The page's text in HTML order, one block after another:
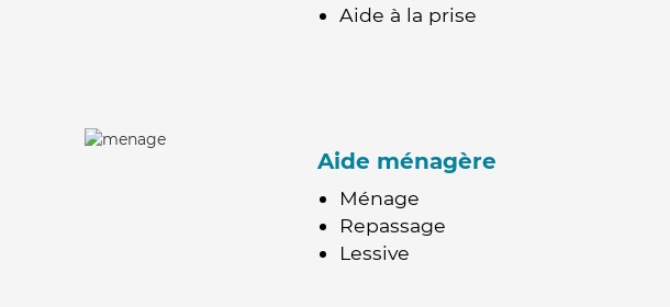
Aide à la prise
Aide ménagère
Ménage
Repassage
Lessive